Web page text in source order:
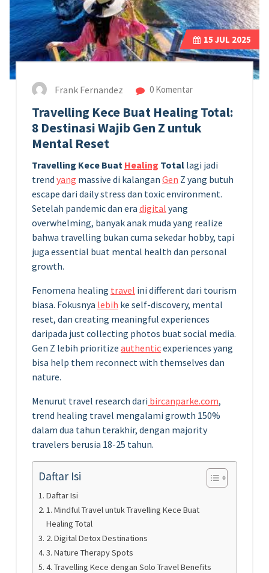
15 JUL 2025
Frank Fernandez 0 Komentar
Travelling Kece Buat Healing Total:
8 Destinasi Wajib Gen Z untuk
Mental Reset
Travelling Kece Buat Healing Total lagi jadi
trend yang massive di kalangan Gen Z yang butuh
escape dari daily stress dan toxic environment.
Setelah pandemic dan era digital yang
overwhelming, banyak anak muda yang realize
bahwa travelling bukan cuma sekedar hobby, tapi
juga essential buat mental health dan personal
growth.
Fenomena healing travel ini different dari tourism
biasa. Fokusnya lebih ke self-discovery, mental
reset, dan creating meaningful experiences
daripada just collecting photos buat social media.
Gen Z lebih prioritize authenticexperiences yang
bisa help them reconnect with themselves dan
nature.
Menurut travel research dari bircanparke.com,
trend healing travel mengalami growth 150%
dalam dua tahun terakhir, dengan majority
travelers berusia 18-25 tahun.
Daftar Isi
Daftar Isi
1. Mindful Travel untuk Travelling Kece Buat
Healing Total
2. Digital Detox Destinations
3. Nature Therapy Spots
4. Travelling Kece dengan Solo Travel Benefits